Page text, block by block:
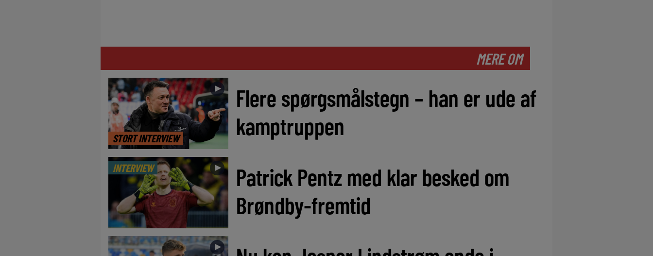
MERE OM
STORT INTERVIEW
►
Flere spørgsmålstegn – han er ude af
kamptruppen
INTERVIEW ►
Patrick Pentz med klar besked om
Brøndby-fremtid
►